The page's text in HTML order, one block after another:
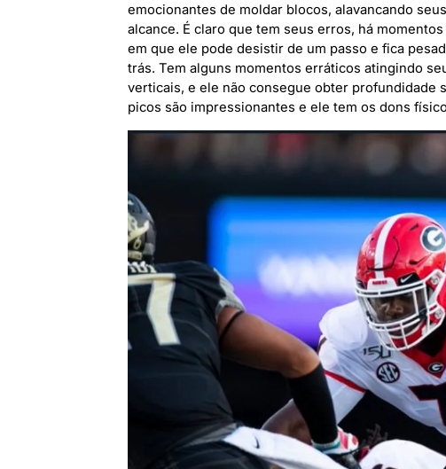
emocionantes de moldar blocos, alavancando
alcance. É claro que tem seus erros, há
em que ele pode desistir de um passo e fica
trás. Tem alguns momentos erráticos atingindo
verticais, e ele não consegue obter profundidade
picos são impressionantes e ele tem os dons